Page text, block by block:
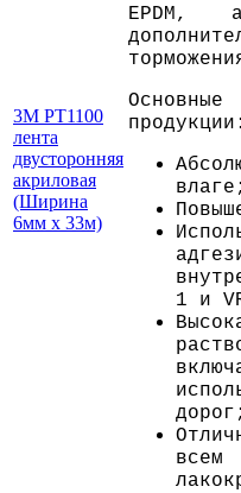
3M PT1100
лента
двусторонняя
акриловая
(Ширина
6мм х 33м)
ЕPDM,
продукции:
влаге;
1 и
дорог;
всем